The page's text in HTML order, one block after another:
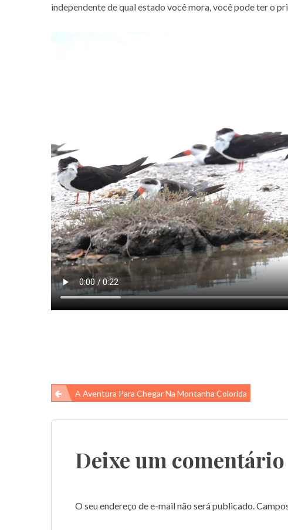
independente de qual estado você mora, você pode ter o
Navegação
de
A Aventura Para Chegar Na Montanha Colorida
Deixe um comentário
O seu endereço de e-mail não será publicado.